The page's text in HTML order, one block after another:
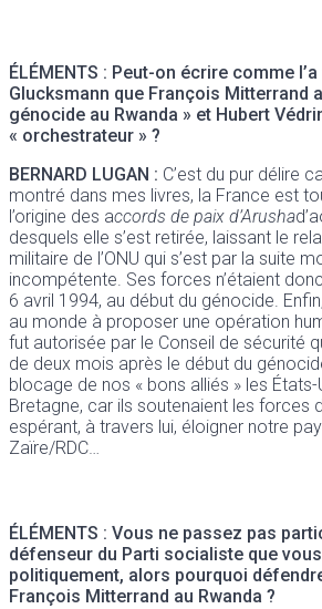
ÉLÉMENTS : Peut-on écrire comme
Glucksmann que François Mitterrand
génocide au Rwanda » et Hubert
« orchestrateur » ?
BERNARD LUGAN : C’est du pur délire
montré dans mes livres, la France est
l’origine des accords de paix d’Arusha
desquels elle s’est retirée, laissant le
militaire de l’ONU qui s’est par la suite
incompétente. Ses forces n’étaient
6 avril 1994, au début du génocide.
au monde à proposer une opération
fut autorisée par le Conseil de sécurité
de deux mois après le début du
blocage de nos « bons alliés » les
Bretagne, car ils soutenaient les forces
espérant, à travers lui, éloigner notre
Zaïre/RDC…
ÉLÉMENTS : Vous ne passez pas
défenseur du Parti socialiste que
politiquement, alors pourquoi
François Mitterrand au Rwanda ?